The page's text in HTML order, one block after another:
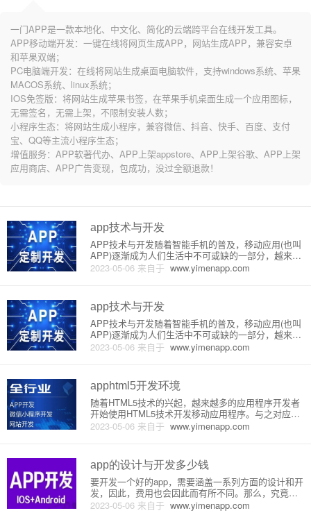
一门APP是一款本地化、中文化、简化的云端跨平台在线开发工具。
APP移动端开发：一键在线将网页生成APP，网站生成APP，兼容安卓
和苹果双端；
PC电脑端开发：在线将网站生成桌面电脑软件，支持windows系统、苹果
MACOS系统、linux系统；
IOS免签版：将网站生成苹果书签，在苹果手机桌面生成一个应用图标，
无需签名，无需上架，不限制安装人数；
小程序生态：将网站生成小程序，兼容微信、抖音、快手、百度、支付
宝、QQ等主流小程序生态；
增值服务：APP软著代办、APP上架appstore、APP上架谷歌、APP上架
应用商店、APP广告变现，包成功，没过全额退款！
app技术与开发
2023-05-06 来自于 www.yimenapp.com
APP技术与开发随着智能手机的普及，移动应用(也叫
APP)逐渐成为人们生活中不可或缺的一部分，越来越
多的企业和开发者开始关注APP技术的研究和开发。
本文将通过介绍APP的原理和详细开发流程，帮助读
义和特
app技术与开发
2023-05-06 来自于 www.yimenapp.com
APP技术与开发随着智能手机的普及，移动应用(也叫
APP)逐渐成为人们生活中不可或缺的一部分，越来越
多的企业和开发者开始关注APP技术的研究和开发。
本文将通过介绍APP的原理和详细开发流程，帮助读
义和特
apphtml5开发环境
2023-05-06 来自于 www.yimenapp.com
随着HTML5技术的兴起，越来越多的应用程序开发者
开始使用HTML5技术开发移动应用程序。与之对应
的，HTML5开发环境也不断地在更新完善。本文将详
细介绍apphtml5开发环境的原理和搭建。一、什么是a
app的设计与开发多少钱
2023-05-06 来自于 www.yimenapp.com
要开发一个好的app，需要涵盖一系列方面的设计和开
发，因此，费用也会因此而有所不同。那么，究竟需
要多少钱，来开发一个app呢？首先，设备兼容性测试
是非常重要的一个环节，因为手机和平板电脑有不同